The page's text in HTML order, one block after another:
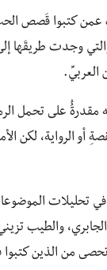
كتبوا قَصص
وجدت طريقَها
مقدرةُُ على تحمل
أو الرواية، لكن
في تحليلات
الجابري، والطيب
تحصى من الذين كتبوا